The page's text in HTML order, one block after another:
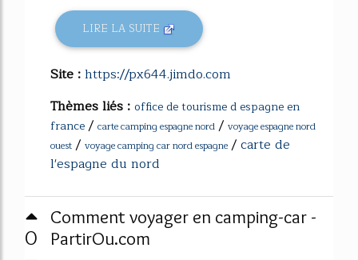
LIRE LA SUITE
Site :https://px644.jimdo.com
Thèmes liés : office de tourisme d espagne en
france/ carte camping espagne nord / voyage espagne nord
ouest / voyage camping car nord espagne /carte de
l'espagne du nord
0
Comment voyager en camping-car -
PartirOu.com